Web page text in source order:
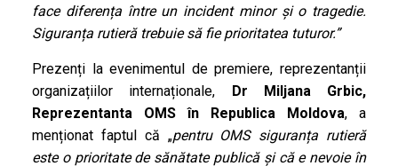
face diferența între un incident minor și o tragedie.
Siguranța rutieră trebuie să fie prioritatea tuturor.”
Prezenți la evenimentul de premiere, reprezentanții
organizațiilor internaționale,
Dr Miljana Grbic,
Reprezentanta OMS în Republica Moldova, a
menționat faptul că „pentru OMS siguranța rutieră
este o prioritate de sănătate publică și că e nevoie în